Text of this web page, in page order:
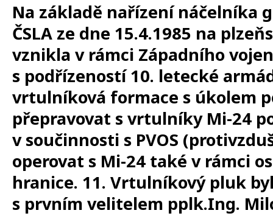
Na základě nařízení náčelníka
ČSLA ze dne 15.4.1985 na
vznikla v rámci Západního
s podřízeností 10. letecké
vrtulníková formace s úkolem
přepravovat s vrtulníky Mi-24
v součinnosti s PVOS
operovat s Mi-24 také v rámci
hranice. 11. Vrtulníkový pluk
s prvním velitelem pplk.Ing.